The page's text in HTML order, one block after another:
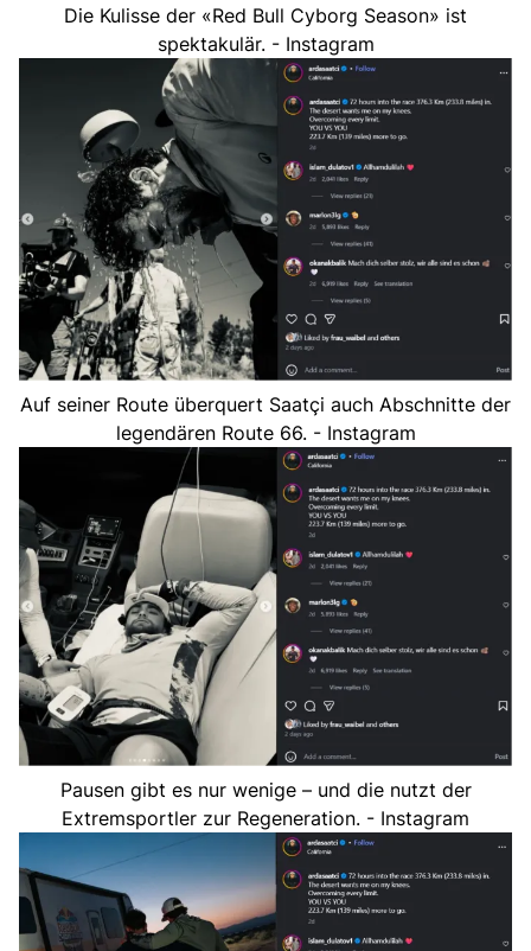
Die Kulisse der «Red Bull Cyborg Season» ist
spektakulär. - Instagram
Auf seiner Route überquert Saatçi auch Abschnitte der
legendären Route 66. - Instagram
Pausen gibt es nur wenige – und die nutzt der
Extremsportler zur Regeneration. - Instagram